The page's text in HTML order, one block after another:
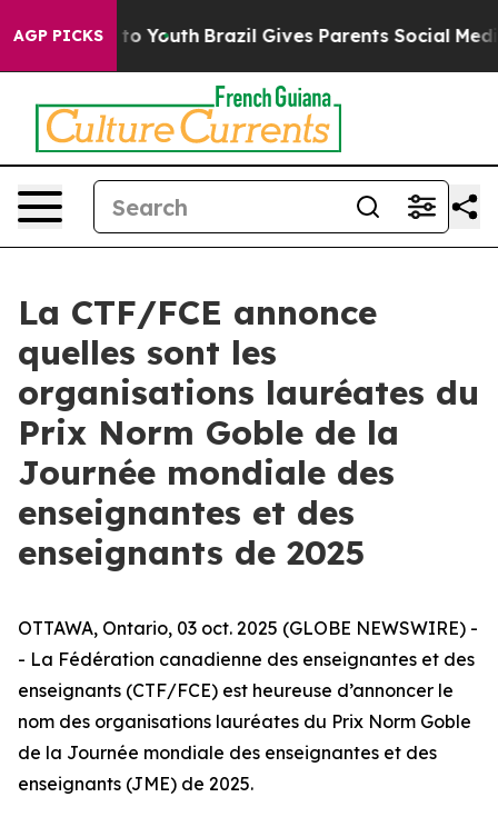
AGP PICKSto Youth Brazil Gives Parents Social Media
La CTF/FCE annonce
quelles sont les
organisations lauréates du
Prix Norm Goble de la
Journée mondiale des
enseignantes et des
enseignants de 2025
OTTAWA, Ontario, 03 oct. 2025 (GLOBE NEWSWIRE) -
- La Fédération canadienne des enseignantes et des
enseignants (CTF/FCE) est heureuse d’annoncer le
nom des organisations lauréates du Prix Norm Goble
de la Journée mondiale des enseignantes et des
enseignants (JME) de 2025.